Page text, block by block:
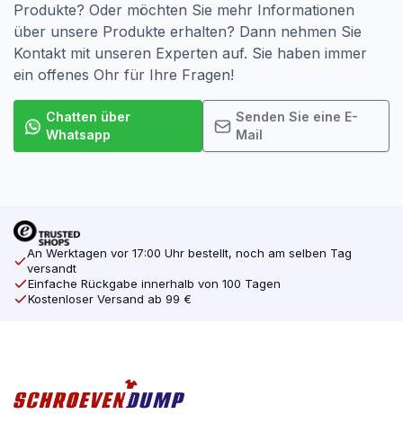
Produkte? Oder möchten Sie mehr Informationen
über unsere Produkte erhalten? Dann nehmen Sie
Kontakt mit unseren Experten auf. Sie haben immer
ein offenes Ohr für Ihre Fragen!
Chatten über
Whatsapp
Senden Sie eine E-
Mail
An Werktagen vor 17:00 Uhr bestellt, noch am selben Tag
versandt
Einfache Rückgabe innerhalb von 100 Tagen
Kostenloser Versand ab 99 €